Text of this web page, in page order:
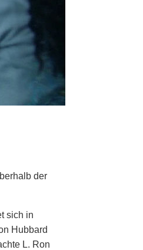
der
sich in
Hubbard
L. Ron